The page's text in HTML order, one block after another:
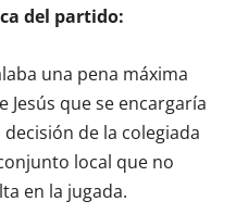
del partido:
una pena máxima
que se encargaría
de la colegiada
local que no
en la jugada.